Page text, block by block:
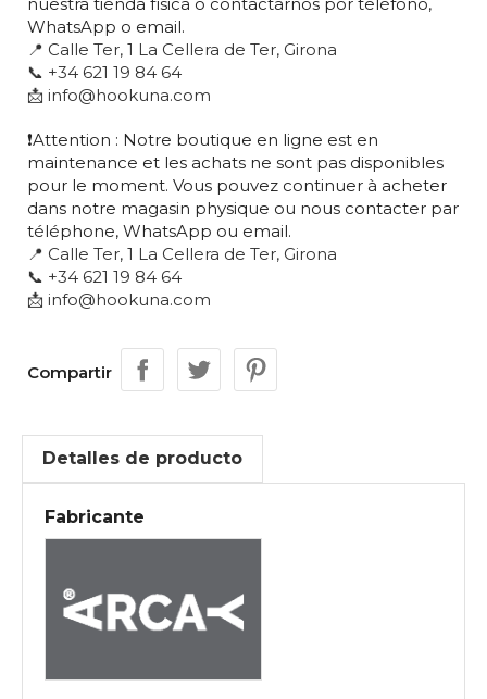
WhatsApp o email.
📍 Calle Ter, 1 La Cellera de Ter, Girona
📞 +34 621 19 84 64
📩 info@hookuna.com
❗Attention : Notre boutique en ligne est en
maintenance et les achats ne sont pas disponibles
pour le moment. Vous pouvez continuer à acheter
dans notre magasin physique ou nous contacter par
téléphone, WhatsApp ou email.
📍 Calle Ter, 1 La Cellera de Ter, Girona
📞 +34 621 19 84 64
📩 info@hookuna.com
Compartir
Detalles de producto
Fabricante